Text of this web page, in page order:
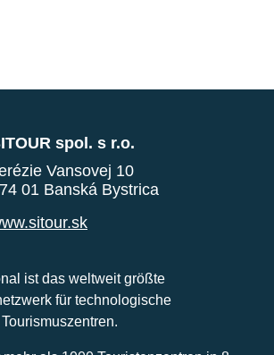
spol. s r.o.
Vansovej 10
01 Banská Bystrica
ist das weltweit größte
für technologische